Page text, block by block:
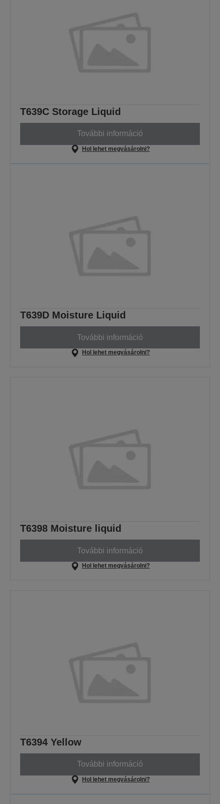
T639C Storage Liquid
További információ
Hol lehet megvásárolni?
T639D Moisture Liquid
További információ
Hol lehet megvásárolni?
T6398 Moisture liquid
További információ
Hol lehet megvásárolni?
T6394 Yellow
További információ
Hol lehet megvásárolni?